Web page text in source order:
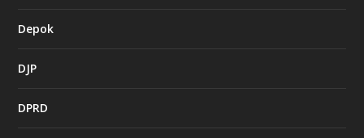
Depok
DJP
DPRD